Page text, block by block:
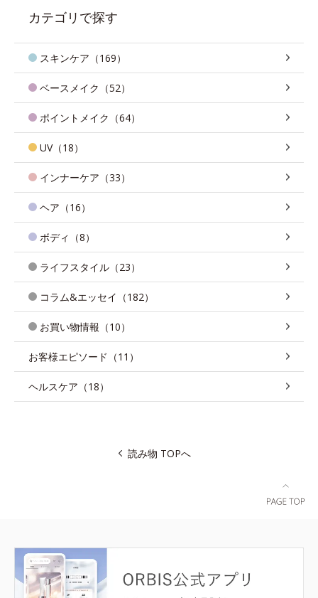
カテゴリで探す
スキンケア（169）
ベースメイク（52）
ポイントメイク（64）
UV（18）
インナーケア（33）
ヘア（16）
ボディ（8）
ライフスタイル（23）
コラム&エッセイ（182）
お買い物情報（10）
お客様エピソード（11）
ヘルスケア（18）
読み物 TOPへ